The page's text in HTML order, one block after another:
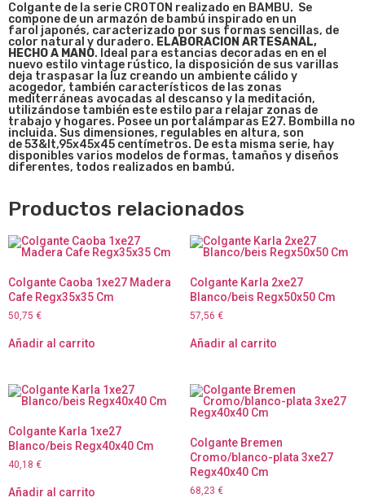
Colgante de la serie CROTON realizado en BAMBU. Se
compone de un armazón de bambú inspirado en un
farol japonés, caracterizado por sus formas sencillas, de
color natural y duradero. ELABORACION ARTESANAL,
HECHO A MANO. Ideal para estancias decoradas en en el
nuevo estilo vintage rústico, la disposición de sus varillas
deja traspasar la luz creando un ambiente cálido y
acogedor, también característicos de las zonas
mediterráneas avocadas al descanso y la meditación,
utilizándose también este estilo para relajar zonas de
trabajo y hogares. Posee un portalámparas E27. Bombilla no
incluida. Sus dimensiones, regulables en altura, son
de53&lt,95x45x45 centímetros. De esta misma serie, hay
disponibles varios modelos de formas, tamaños y diseños
diferentes, todos realizados en bambú.
Productos relacionados
Colgante Caoba 1xe27 Madera
Cafe Regx35x35 Cm
50,75 €
Añadir al carrito
Colgante Karla 2xe27
Blanco/beis Regx50x50 Cm
57,56 €
Añadir al carrito
Colgante Karla 1xe27
Blanco/beis Regx40x40 Cm
40,18 €
Añadir al carrito
Colgante Bremen
Cromo/blanco-plata 3xe27
Regx40x40 Cm
68,23 €